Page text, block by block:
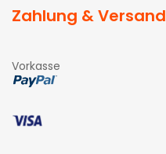
Zahlung & Versand
Vorkasse